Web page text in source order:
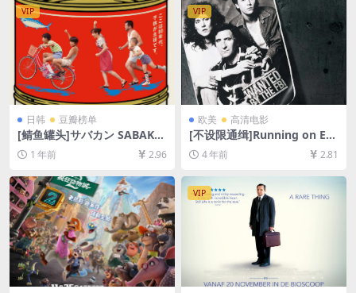
VIP
日韩 豆瓣榜单
[鲭鱼罐头]サバカン SABAKA
N (2022)[百度网盘+夸克网盘
1080P超清未删减资源][网盘
在线播放/下载][MP4/4.8GB]
[中文字幕]
1 年前 2.96
VIP
欧美 高清电影
[不设限通缉]Running on Em
pty (1988)[百度网盘+迅雷云
盘资源1080P超清未删减][MP
4/7.3GB][中英字幕]
4 年前 2.81
VIP